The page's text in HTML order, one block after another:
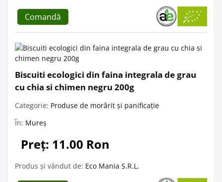
Comandă
Biscuiti ecologici din faina integrala de grau
cu chia si chimen negru 200g
Categorie: Produse de morărit și panificație
În: Mureș
Preț: 11.00 Ron
Produs și vândut de: Eco Mania S.R.L.